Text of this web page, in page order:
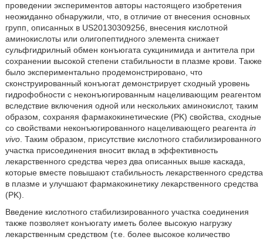
проведении экспериментов авторы настоящего изобретения
неожиданно обнаружили, что, в отличие от внесения основных
групп, описанных в US20130309256, внесения кислотной
аминокислоты или олигопептидного элемента снижает
сульфгидрилный обмен конъюгата сукцинимида и антитела при
сохранении высокой степени стабильности в плазме крови. Также
было экспериментально продемонстрировано, что
сконструированный конъюгат демонстрирует сходный уровень
гидрофобности с неконъюгированным нацеливающим реагентом
вследствие включения одной или нескольких аминокислот, таким
образом, сохраняя фармакокинетические (PK) свойства, сходные
со свойствами неконъюгированного нацеливающего реагента in
vivo. Таким образом, присутствие кислотного стабилизированного
участка присоединения вносит вклад в эффективность
лекарственного средства через два описанных выше каскада,
которые вместе повышают стабильность лекарственного средства
в плазме и улучшают фармакокинетику лекарственного средства
(PK).
Введение кислотного стабилизированного участка соединения
также позволяет конъюгату иметь более высокую нагрузку
лекарственным средством (т.е. более высокое количество